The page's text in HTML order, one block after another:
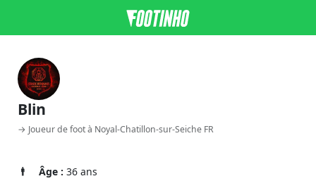
Blin
→ Joueur de foot à Noyal-Chatillon-sur-Seiche FR
Âge : 36 ans